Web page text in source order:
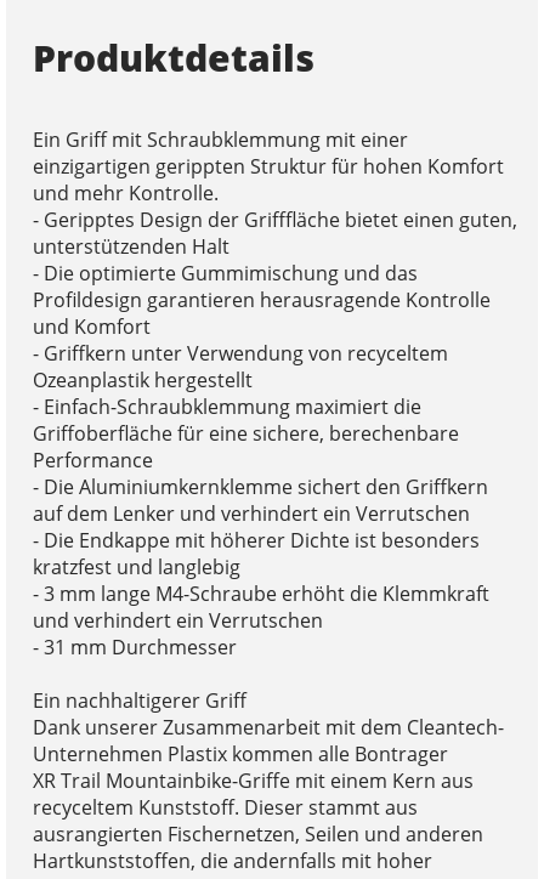
Produktdetails
Ein Griff mit Schraubklemmung mit einer
einzigartigen gerippten Struktur für hohen Komfort
und mehr Kontrolle.
- Geripptes Design der Grifffläche bietet einen guten,
unterstützenden Halt
- Die optimierte Gummimischung und das
Profildesign garantieren herausragende Kontrolle
und Komfort
- Griffkern unter Verwendung von recyceltem
Ozeanplastik hergestellt
- Einfach-Schraubklemmung maximiert die
Griffoberfläche für eine sichere, berechenbare
Performance
- Die Aluminiumkernklemme sichert den Griffkern
auf dem Lenker und verhindert ein Verrutschen
- Die Endkappe mit höherer Dichte ist besonders
kratzfest und langlebig
- 3 mm lange M4-Schraube erhöht die Klemmkraft
und verhindert ein Verrutschen
- 31 mm Durchmesser
Ein nachhaltigerer Griff
Dank unserer Zusammenarbeit mit dem Cleantech-
Unternehmen Plastix kommen alle Bontrager
XR Trail Mountainbike-Griffe mit einem Kern aus
recyceltem Kunststoff. Dieser stammt aus
ausrangierten Fischernetzen, Seilen und anderen
Hartkunststoffen, die andernfalls mit hoher